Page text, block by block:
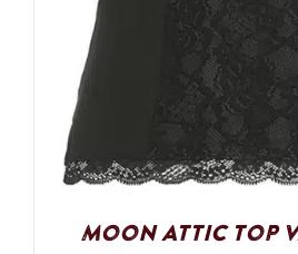
Moon Attic Top